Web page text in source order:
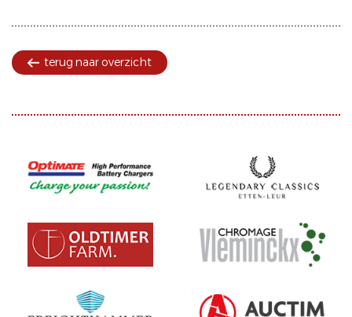
terug naar overzicht